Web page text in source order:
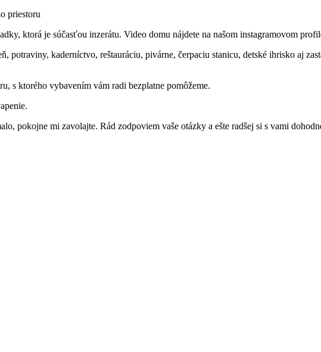
priestoru
ktorá je súčasťou inzerátu. Video domu nájdete na našom instagramovom
potraviny, kaderníctvo, reštauráciu, pivárne, čerpaciu stanicu, detské ihrisko aj
s ktorého vybavením vám radi bezplatne pomôžeme.
pokojne mi zavolajte. Rád zodpoviem vaše otázky a ešte radšej si s vami